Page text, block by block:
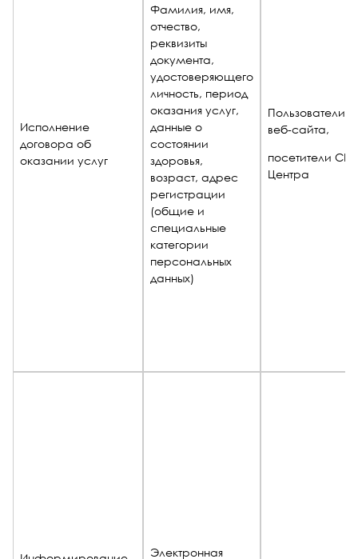
Исполнение
договора об
оказании услуг
Фамилия, имя,
отчество,
реквизиты
документа,
удостоверяющего
личность, период
оказания услуг,
данные о
состоянии
здоровья,
возраст, адрес
регистрации
(общие и
специальные
категории
персональных
данных)
Пользователи
веб-сайта,
посетители
Центра
Электронная